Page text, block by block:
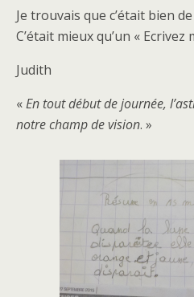
Je trouvais que c’était bien
C’était mieux qu’un « Ecrivez
Judith
«En tout début de journée,
notre champ de vision. »